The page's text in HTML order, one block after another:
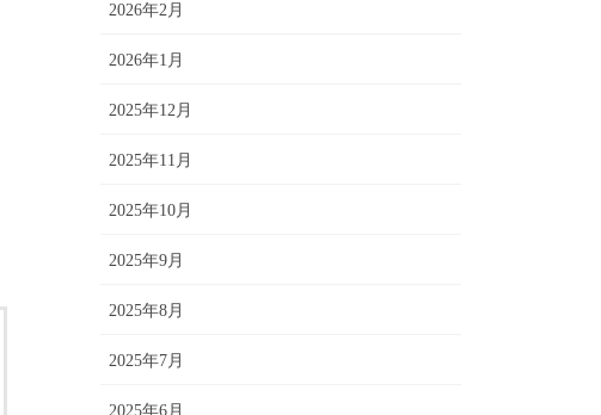
2026年2月
2026年1月
2025年12月
2025年11月
2025年10月
2025年9月
2025年8月
2025年7月
2025年6月